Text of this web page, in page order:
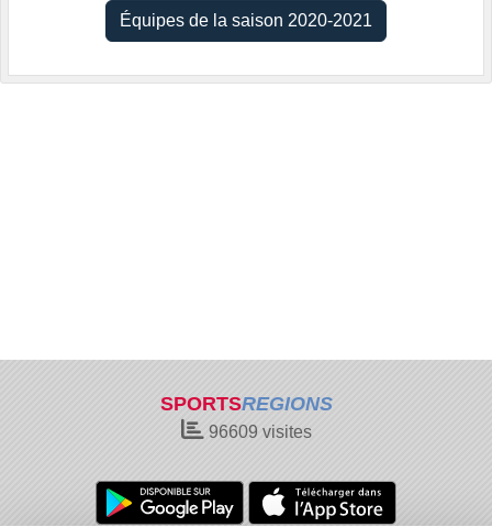
Équipes de la saison 2020-2021
SPORTSREGIONS
96609 visites